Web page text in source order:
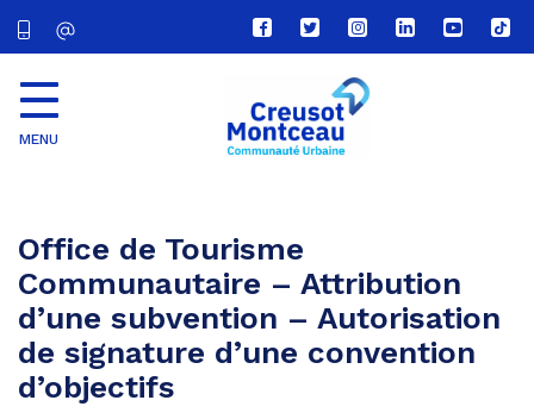
Lien
vers
compte
Facebook
Lien
vers
compte
Twitter
Lien
vers
le
compte
Lien
vers
Lien
vers
Lien
vers
MENU
Office de Tourisme
Communautaire – Attribution
d’une subvention – Autorisation
de signature d’une convention
d’objectifs